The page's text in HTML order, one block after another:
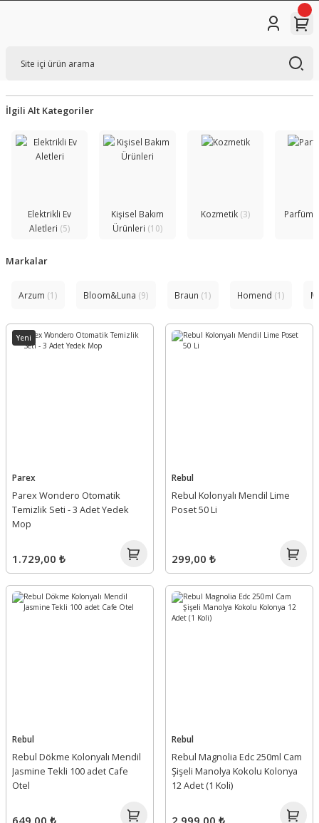
İlgili Alt Kategoriler
Elektrikli Ev
Aletleri (5)
Kişisel Bakım
Ürünleri (10)
Kozmetik (3)
Markalar
Arzum (1) Bloom&Luna (9) Braun (1) Homend (1)
Yeni
Parex
Parex Wondero Otomatik
Temizlik Seti - 3 Adet Yedek
Mop
1.729,00 ₺
Rebul
Rebul Kolonyalı Mendil Lime
Poset 50 Li
299,00 ₺
Rebul
Rebul Dökme Kolonyalı Mendil
Jasmine Tekli 100 adet Cafe
Otel
Rebul
Rebul Magnolia Edc 250ml Cam
Şişeli Manolya Kokolu Kolonya
12 Adet (1 Koli)